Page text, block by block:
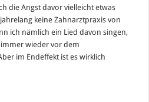
die Angst davor vielleicht etwas
keine Zahnarztpraxis von
ich nämlich ein Lied davon singen,
wieder vor dem
im Endeffekt ist es wirklich